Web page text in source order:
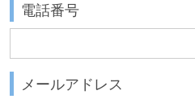
電話番号
メールアドレス